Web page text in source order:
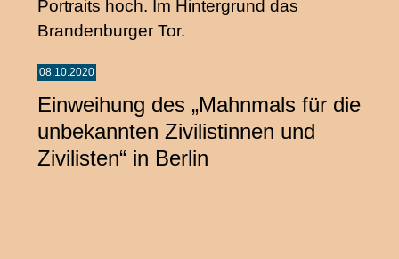
08.10.2020
Einweihung des „Mahnmals für die
unbekannten Zivilistinnen und
Zivilisten“ in Berlin